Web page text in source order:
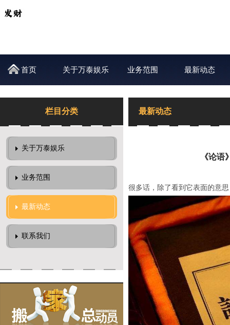
首页 关于万泰娱乐 业务范围 最新动态
栏目分类
关于万泰娱乐
业务范围
最新动态
联系我们
最新动态
《论
很多话，除了看到它表面的意